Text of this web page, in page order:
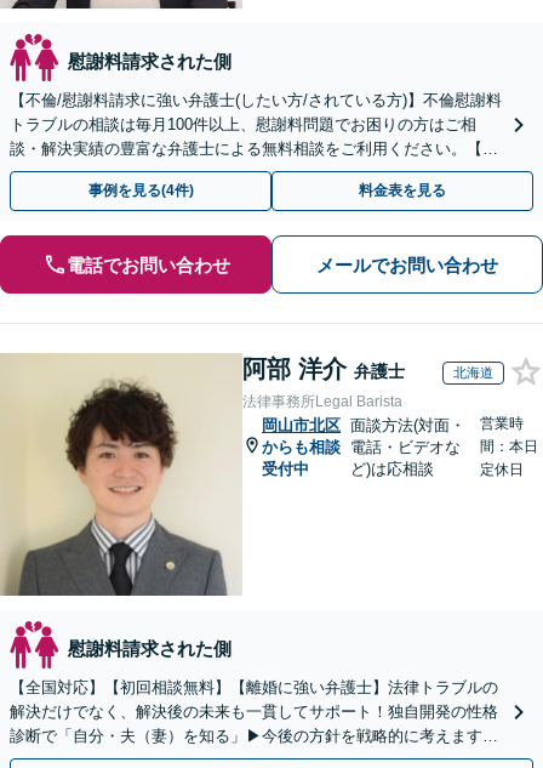
慰謝料請求された側
【不倫/慰謝料請求に強い弁護士(したい方/されている方)】不倫慰謝料
トラブルの相談は毎月100件以上、慰謝料問題でお困りの方はご相
談・解決実績の豊富な弁護士による無料相談をご利用ください。【初
回相談０円(電話)】【全国対応】
事例を見る(4件) 料金表を見る
電話でお問い合わせ メールでお問い合わせ
阿部 洋介 弁護士 北海道
法律事務所Legal Barista
岡山市北区
からも相談
受付中
面談方法(対面・
電話・ビデオな
ど)は応相談
営業時
間：本日
定休日
慰謝料請求された側
【全国対応】【初回相談無料】【離婚に強い弁護士】法律トラブルの
解決だけでなく、解決後の未来も一貫してサポート！独自開発の性格
診断で「自分・夫（妻）を知る」▶︎今後の方針を戦略的に考えます！
【休日夜間／オンライン相談OK】